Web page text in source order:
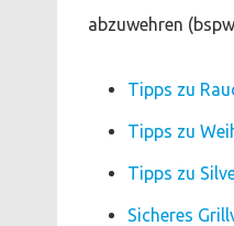
abzuwehren
Tipps zu
Tipps zu
Tipps zu
Sicheres